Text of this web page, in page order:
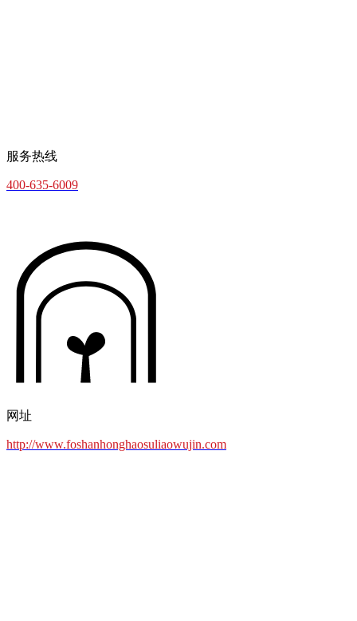
服务热线
400-635-6009
网址
http://www.foshanhonghaosuliaowujin.com